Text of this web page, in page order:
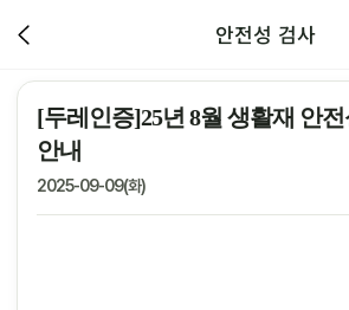
안전성 검사
[두레인증]25년 8월 생활재 안
안내
2025-09-09(화)